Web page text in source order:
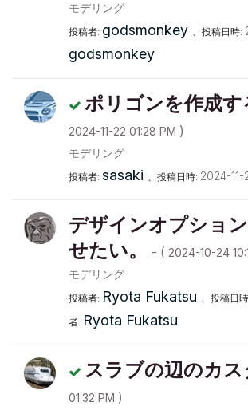
モデリング
投稿者: godsmonkey 、投稿日時:
godsmonkey
ポリゴンを作成
‎2024-11-22 01:28 PM )
モデリング
投稿者: sasaki 、投稿日時: ‎2024-11-
デザインオプショ
せたい。
- ( ‎2024-10-24
モデリング
投稿者: Ryota Fukatsu 、投稿日
者: Ryota Fukatsu
スラブの辺のカ
01:32 PM )